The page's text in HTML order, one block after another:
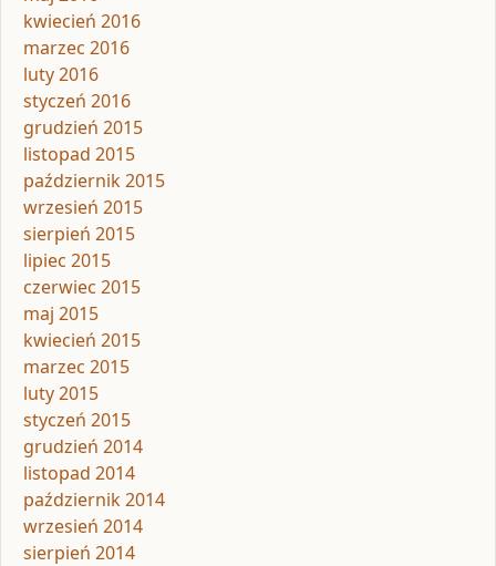
kwiecień 2016
marzec 2016
luty 2016
styczeń 2016
grudzień 2015
listopad 2015
październik 2015
wrzesień 2015
sierpień 2015
lipiec 2015
czerwiec 2015
maj 2015
kwiecień 2015
marzec 2015
luty 2015
styczeń 2015
grudzień 2014
listopad 2014
październik 2014
wrzesień 2014
sierpień 2014